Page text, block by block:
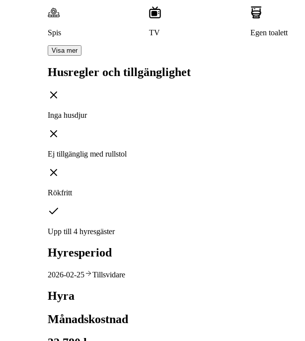
Spis TV Egen toalett
Visa mer
Husregler och tillgänglighet
Inga husdjur
Ej tillgänglig med rullstol
Rökfritt
Upp till 4 hyresgäster
Hyresperiod
2026-02-25 Tillsvidare
Hyra
Månadskostnad